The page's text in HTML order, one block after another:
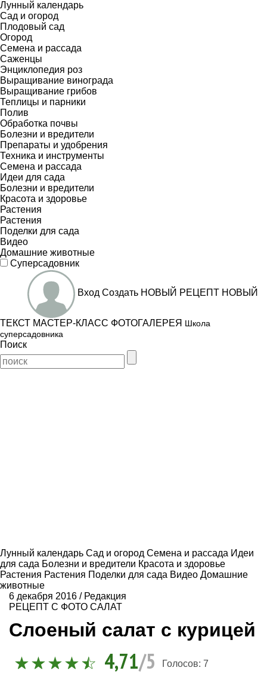
Лунный календарь
Сад и огород
Плодовый сад
Огород
Семена и рассада
Саженцы
Энциклопедия роз
Выращивание винограда
Выращивание грибов
Теплицы и парники
Полив
Обработка почвы
Болезни и вредители
Препараты и удобрения
Техника и инструменты
Семена и рассада
Идеи для сада
Болезни и вредители
Красота и здоровье
Растения
Растения
Поделки для сада
Видео
Домашние животные
Суперсадовник
Вход Создать НОВЫЙ РЕЦЕПТ НОВЫЙ
ТЕКСТ МАСТЕР-КЛАСС ФОТОГАЛЕРЕЯ Школа
суперсадовника
Поиск
Лунный календарь Сад и огород Семена и рассада Идеи
для сада Болезни и вредители Красота и здоровье
Растения Растения Поделки для сада Видео Домашние
животные
6 декабря 2016 / Редакция
РЕЦЕПТ С ФОТО САЛАТ
Слоеный салат с курицей
4,71/5 Голосов: 7